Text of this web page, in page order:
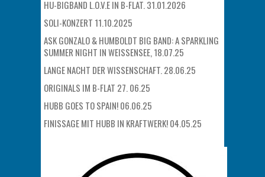
HU-BIGBAND L.O.V.E IN B-FLAT. 31.01.2026
SOLI-KONZERT 11.10.2025
ASK GONZALO & HUMBOLDT BIG BAND: A SPARKLING
SUMMER NIGHT IN WEISSENSEE, 18.07.25
LANGE NACHT DER WISSENSCHAFT. 28.06.25
ORIGINALS IM B-FLAT 27. 06.25
HUBB GOES TO SPAIN! 06.06.25
FINISSAGE MIT HUBB IN KRAFTWERK! 04.05.25